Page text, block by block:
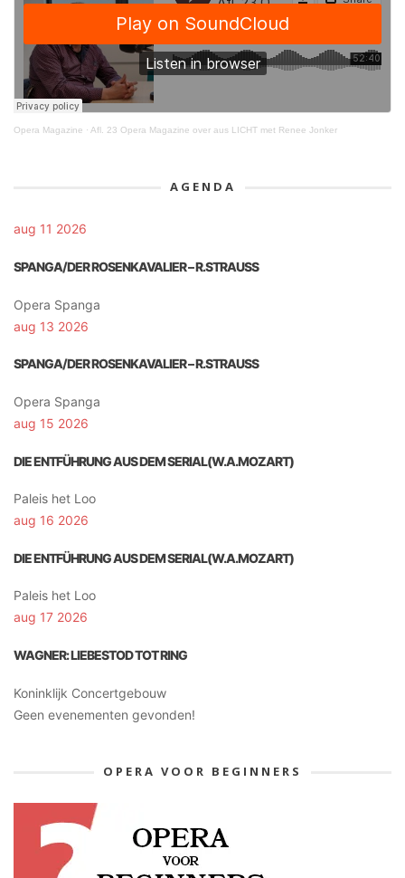
Opera Magazine · Afl. 23 Opera Magazine over aus LICHT met Renee Jonker
AGENDA
aug 11 2026
SPANGA/DER ROSENKAVALIER – R.STRAUSS
Opera Spanga
aug 13 2026
SPANGA/DER ROSENKAVALIER – R.STRAUSS
Opera Spanga
aug 15 2026
DIE ENTFÜHRUNG AUS DEM SERIAL(W.A.MOZART)
Paleis het Loo
aug 16 2026
DIE ENTFÜHRUNG AUS DEM SERIAL(W.A.MOZART)
Paleis het Loo
aug 17 2026
WAGNER: LIEBESTOD TOT RING
Koninklijk Concertgebouw
Geen evenementen gevonden!
OPERA VOOR BEGINNERS